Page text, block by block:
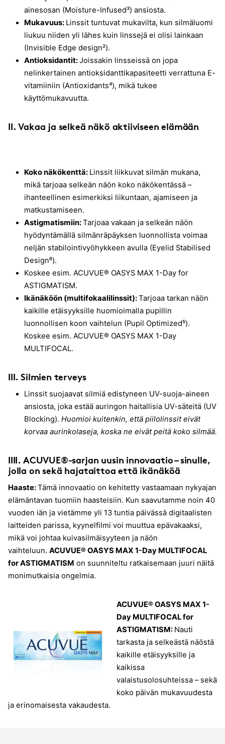
ainesosan (Moisture-Infused³) ansiosta.
Mukavuus: Linssit tuntuvat mukavilta, kun silmäluomi
liukuu niiden yli lähes kuin linssejä ei olisi lainkaan
(Invisible Edge design²).
Antioksidantit:Joissakin linsseissä on jopa
nelinkertainen antioksidanttikapasiteetti verrattuna E-
vitamiiniin (Antioxidants⁴), mikä tukee
käyttömukavuutta.
II.Vakaa ja selkeä näkö aktiiviseen elämään
Koko näkökenttä: Linssit liikkuvat silmän mukana,
mikä tarjoaa selkeän näön koko näkökentässä –
ihanteellinen esimerkiksi liikuntaan, ajamiseen ja
matkustamiseen.
Astigmatismiin:Tarjoaa vakaan ja selkeän näön
hyödyntämällä silmänräpäyksen luonnollista voimaa
neljän stabilointivyöhykkeen avulla (Eyelid Stabilised
Design⁶).
Koskee esim. ACUVUE® OASYS MAX 1-Day for
ASTIGMATISM.
Ikänäköön (multifokaalilinssit):Tarjoaa tarkan näön
kaikille etäisyyksille huomioimalla pupillin
luonnollisen koon vaihtelun (Pupil Optimized⁵).
Koskee esim. ACUVUE® OASYS MAX 1-Day
MULTIFOCAL.
III.Silmien terveys
Linssit suojaavat silmiä edistyneen UV-suoja-aineen
ansiosta, joka estää auringon haitallisia UV-säteitä (UV
Blocking). Huomioi kuitenkin, että piilolinssit eivät
korvaa aurinkolaseja, koska ne eivät peitä koko silmää.
IIII. ACUVUE®-sarjan uusin innovaatio – sinulle,
jolla on sekä hajataittoa että ikänäköä
Haaste:Tämä innovaatio on kehitetty vastaamaan nykyajan
elämäntavan tuomiin haasteisiin. Kun saavutamme noin 40
vuoden iän ja vietämme yli 13 tuntia päivässä digitaalisten
laitteiden parissa, kyynelfilmi voi muuttua epävakaaksi,
mikä voi johtaa kuivasilmäisyyteen ja näön
vaihteluun. ACUVUE® OASYS MAX 1-Day MULTIFOCAL
for ASTIGMATISM on suunniteltu ratkaisemaan juuri näitä
monimutkaisia ongelmia.
ACUVUE® OASYS MAX 1-
Day MULTIFOCAL for
ASTIGMATISM: Nauti
tarkasta ja selkeästä näöstä
kaikille etäisyyksille ja
kaikissa
valaistusolosuhteissa – sekä
koko päivän mukavuudesta
ja erinomaisesta vakaudesta.